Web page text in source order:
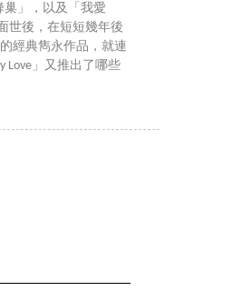
」，以及「我愛
世後，在短短幾年後
經典雋永作品，就連
Love」又推出了哪些